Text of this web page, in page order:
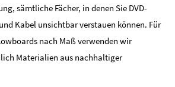
sämtliche Fächer, in denen Sie DVD-
Kabel unsichtbar verstauen können. Für
nach Maß verwenden wir
Materialien aus nachhaltiger